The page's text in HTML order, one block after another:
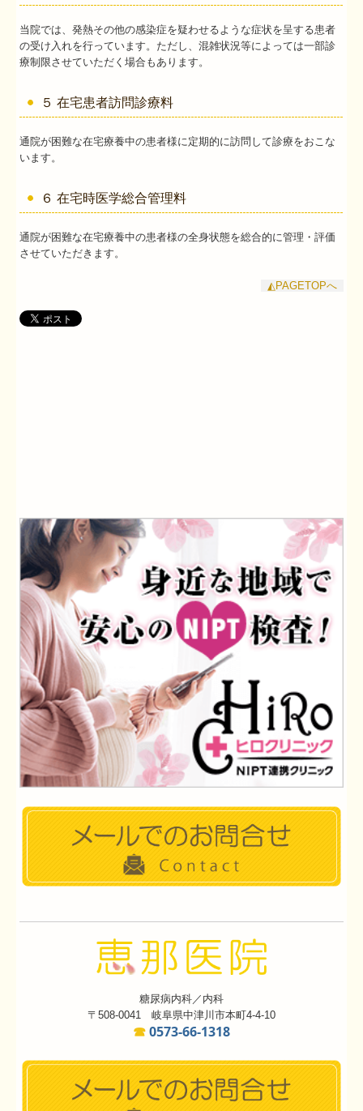
当院では、発熱その他の感染症を疑わせるような症状を呈する患者
の受け入れを行っています。ただし、混雑状況等によっては一部診
療制限させていただく場合もあります。
５ 在宅患者訪問診療料
通院が困難な在宅療養中の患者様に定期的に訪問して診療をおこな
います。
６ 在宅時医学総合管理料
通院が困難な在宅療養中の患者様の全身状態を総合的に管理・評価
させていただきます。
◭PAGETOPへ
糖尿病内科／内科
〒508-0041 岐阜県中津川市本町4-4-10
☎0573-66-1318